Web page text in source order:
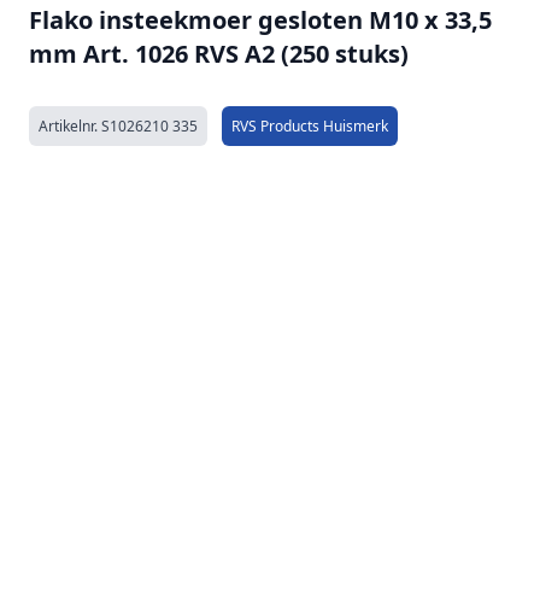
Flako insteekmoer gesloten M10 x 33,5
mm Art. 1026 RVS A2 (250 stuks)
Artikelnr.S1026210 335 RVS Products Huismerk